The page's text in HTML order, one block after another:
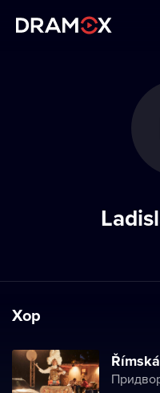
Зареєструватися
Хор